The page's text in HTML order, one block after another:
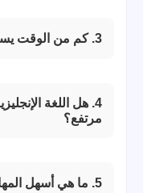
3. كم من الوقت يستغرق اكتساب مهارة جديدة؟
4. هل اللغة
مرتفع؟
5. ما هي أسهل المهارات التي يمكن تعلمها سريعًا؟